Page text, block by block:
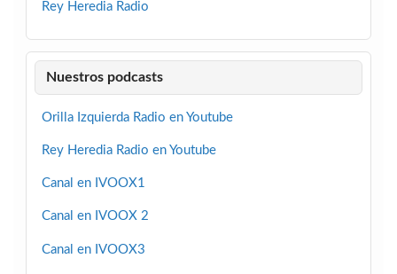
Rey Heredia Radio
Nuestros podcasts
Orilla Izquierda Radio en Youtube
Rey Heredia Radio en Youtube
Canal en IVOOX1
Canal en IVOOX 2
Canal en IVOOX3